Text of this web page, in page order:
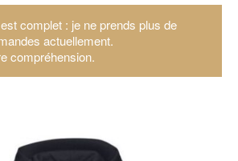
complet : je ne prends plus de
actuellement.
compréhension.